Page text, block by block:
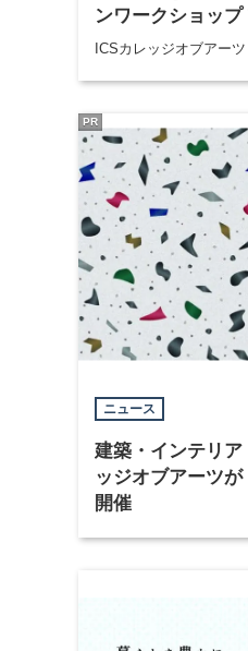
ンワークショッ
ICSカレッジオブアーツ
ニュース
建築・インテリ
ッジオブアーツ
開催
PR